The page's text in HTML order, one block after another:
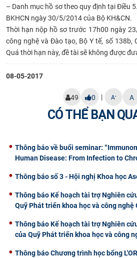
– Danh mục hồ sơ theo quy định tại Điều
BKHCN ngày 30/5/2014 của Bộ KH&CN.
Thời hạn nộp hồ sơ trước 17h00 ngày
công nghệ và Đào tạo, Bộ Y tế, số 138b,
Quá thời hạn này, đề tài sẽ không được
08-05-2017
49 0 | A- A
CÓ THỂ BẠN
Thông báo về buổi seminar:
Human Disease: From Infection to
Thông báo số 3 - Hội nghị Khoa học
Thông báo Kế hoạch tài trợ Nghiên
Quỹ Phát triển khoa học và công nghệ
Thông báo Kế hoạch tài trợ Nghiên
của Quỹ Phát triển khoa học và công
Thông báo Chương trình học bổng